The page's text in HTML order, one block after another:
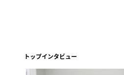
トップインタビュー